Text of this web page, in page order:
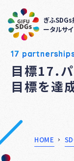
ぎふ
ータルサ
17
目標17.パ
目標を達
HOME